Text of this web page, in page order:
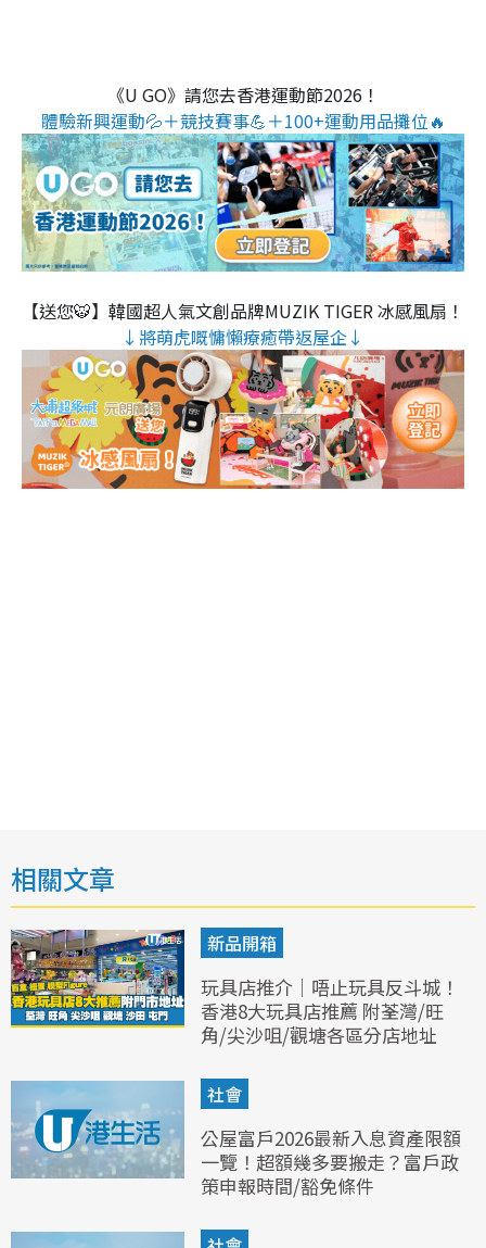
《U GO》請您去香港運動節2026！
體驗新興運動💦＋競技賽事💪＋100+運動用品攤位🔥
【送您🐯】韓國超人氣文創品牌MUZIK TIGER 冰感風扇！
↓將萌虎嘅慵懶療癒帶返屋企↓
相關文章
新品開箱
玩具店推介｜唔止玩具反斗城！
香港8大玩具店推薦 附荃灣/旺
角/尖沙咀/觀塘各區分店地址
社會
公屋富戶2026最新入息資產限額
一覽！超額幾多要搬走？富戶政
策申報時間/豁免條件